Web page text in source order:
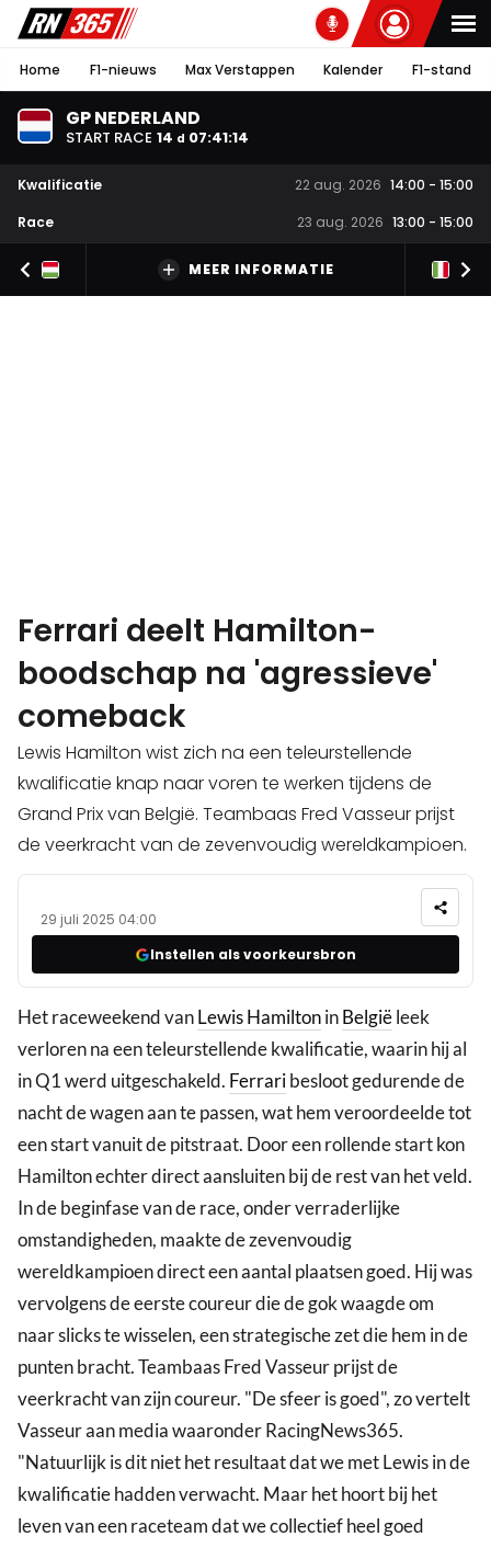
Home F1-nieuws Max Verstappen Kalender F1-stand
GP NEDERLAND
START RACE 14 d 07:41:13
Kwalificatie 22 aug. 2026 14:00 - 15:00
Race
23 aug. 2026 13:00 - 15:00
MEER INFORMATIE
Ferrari deelt Hamilton-
boodschap na 'agressieve'
comeback
Lewis Hamilton wist zich na een teleurstellende
kwalificatie knap naar voren te werken tijdens de
Grand Prix van België. Teambaas Fred Vasseur prijst
de veerkracht van de zevenvoudig wereldkampioen.
29 juli 2025 04:00
Instellen als voorkeursbron
Het raceweekend vanLewis HamiltoninBelgiëleek
verloren na een teleurstellende kwalificatie, waarin hij al
in Q1 werd uitgeschakeld. Ferraribesloot gedurende de
nacht de wagen aan te passen, wat hem veroordeelde tot
een start vanuit de pitstraat. Door een rollende start kon
Hamilton echter direct aansluiten bij de rest van het veld.
In de beginfase van de race, onder verraderlijke
omstandigheden, maakte de zevenvoudig
wereldkampioen direct een aantal plaatsen goed. Hij was
vervolgens de eerste coureur die de gok waagde om
naar slicks te wisselen, een strategische zet die hem in de
punten bracht. Teambaas Fred Vasseur prijst de
veerkracht van zijn coureur. "De sfeer is goed", zo vertelt
Vasseur aan media waaronder RacingNews365.
"Natuurlijk is dit niet het resultaat dat we met Lewis in de
kwalificatie hadden verwacht. Maar het hoort bij het
leven van een raceteam dat we collectief heel goed